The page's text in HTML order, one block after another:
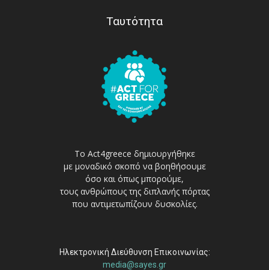
Ταυτότητα
Το Act4greece δημιουργήθηκε
με μοναδικό σκοπό να βοηθήσουμε
όσο και όπως μπορούμε,
τους ανθρώπους της διπλανής πόρτας
που αντιμετωπίζουν δυσκολίες.
Ηλεκτρονική Διεύθυνση Επικοινωνίας:
media@sayes.gr